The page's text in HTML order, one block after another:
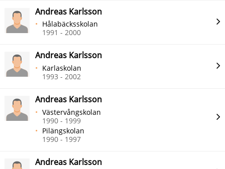
Andreas Karlsson
Hålabäcksskolan
1991 - 2000
Andreas Karlsson
Karlaskolan
1993 - 2002
Andreas Karlsson
Västervångskolan
1990 - 1999
Pilängskolan
1990 - 1997
Andreas Karlsson